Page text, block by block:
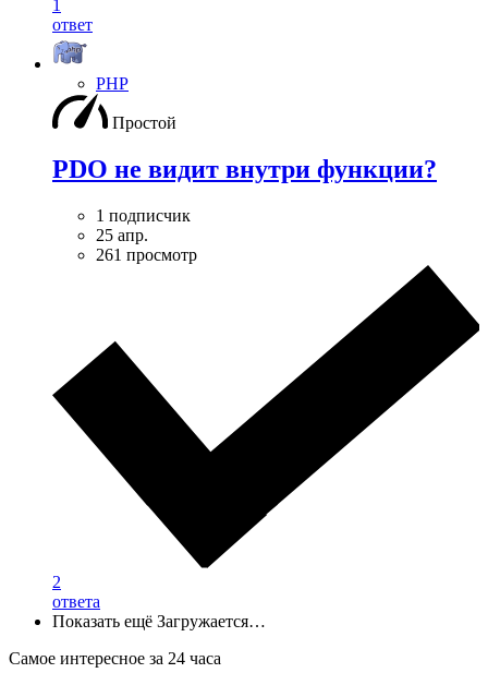
1
ответ
PHP
Простой
PDO не видит внутри функции?
1 подписчик
25 апр.
261 просмотр
2
ответа
Показать ещё Загружается…
Самое интересное за 24 часа